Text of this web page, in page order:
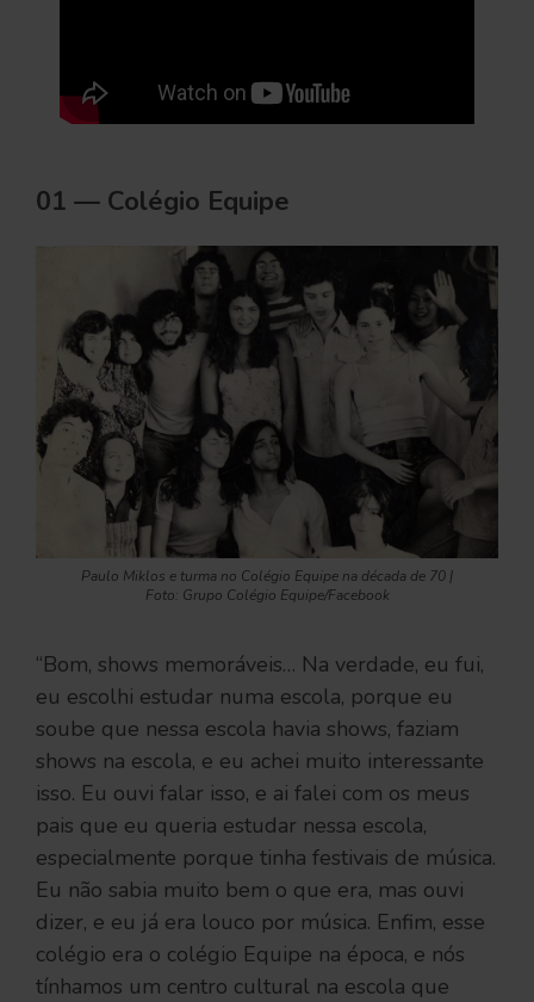
01 — Colégio Equipe
Paulo Miklos e turma no Colégio Equipe na década de 70 |
Foto: Grupo Colégio Equipe/Facebook
“Bom, shows memoráveis… Na verdade, eu fui,
eu escolhi estudar numa escola, porque eu
soube que nessa escola havia shows, faziam
shows na escola, e eu achei muito interessante
isso. Eu ouvi falar isso, e ai falei com os meus
pais que eu queria estudar nessa escola,
especialmente porque tinha festivais de música.
Eu não sabia muito bem o que era, mas ouvi
dizer, e eu já era louco por música. Enfim, esse
colégio era o colégio Equipe na época, e nós
tínhamos um centro cultural na escola que